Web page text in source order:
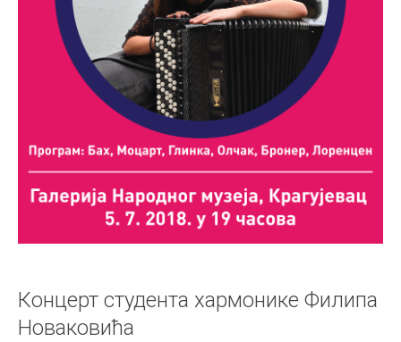
Концерт студента хармонике Филипа
Новаковића